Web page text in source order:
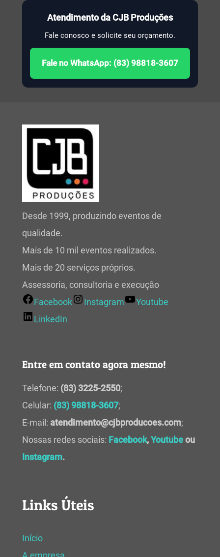
Atendimento da CJB Produções
Fale conosco e solicite seu orçamento.
Fale no WhatsApp: (83) 98818-3607
Desde 1999, produzindo eventos de
qualidade.
Mais de 10 mil eventos realizados.
Mais de 20 serviços próprios.
Assessoria, consultoria e execução
Facebook
Instagram
Youtube
LinkedIn
Entre em contato agora mesmo!
Telefone: (83) 3225-2550;
Celular: (83) 98818-3607;
E-mail: atendimento@cjbproducoes.com;
Nossas redes sociais: Facebook,Youtubeou
Instagram.
Links Úteis
Início